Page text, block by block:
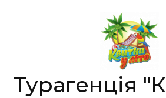
Турагенція